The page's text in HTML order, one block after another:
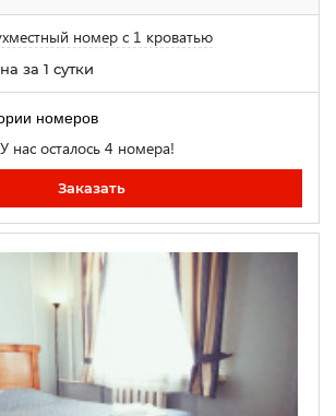
номер с 1 кроватью
за 1 сутки
номеров
У нас осталось 4 номера!
Заказать